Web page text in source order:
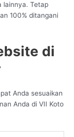
lainnya. Tetap
100% ditangani
di
Anda sesuaikan
Anda di VII Koto